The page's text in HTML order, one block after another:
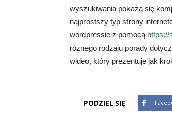
wyszukiwania pokażą się
najprostszy typ strony
wordpressie z pomocą
różnego rodzaju porady
wideo, który prezentuje jak
PODZIEL SIĘ